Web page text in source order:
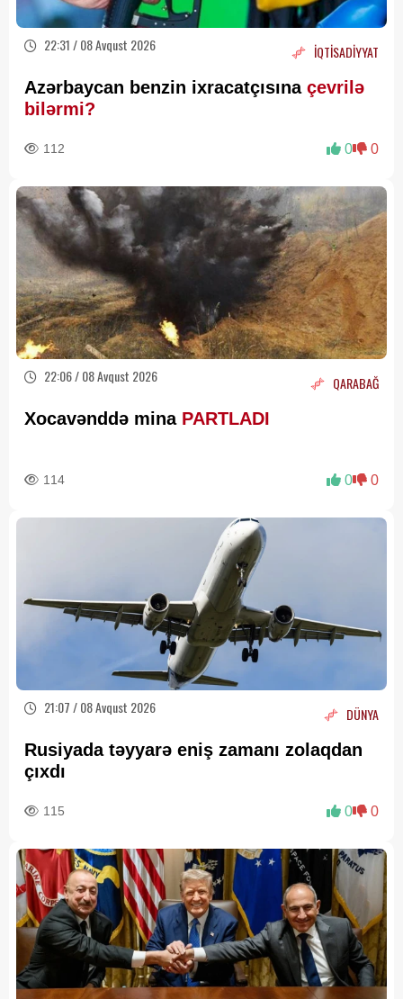
22:31 / 08 Avqust 2026 İQTİSADİYYAT
Azərbaycan benzin ixracatçısınaçevrilə
bilərmi?
112 0 0
22:06 / 08 Avqust 2026 QARABAĞ
Xocavənddə mina PARTLADI
114 0 0
21:07 / 08 Avqust 2026 DÜNYA
Rusiyada təyyarə eniş zamanı zolaqdan
çıxdı
115 0 0